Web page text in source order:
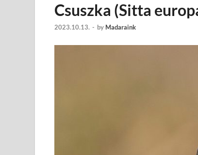
Csuszka (Sitta
2023.10.13. - by Madaraink